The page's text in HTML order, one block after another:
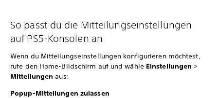
So passt du die Mitteilungseinstellungen
auf PS5-Konsolen an
Wenn du Mitteilungseinstellungen konfigurieren möchtest,
rufe den Home-Bildschirm auf und wähle Einstellungen >
Mitteilungen aus:
Popup-Mitteilungen zulassen